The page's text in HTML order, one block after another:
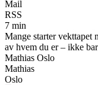
Mail
RSS
7 min
Mange starter vekttapet
av hvem du er – ikke
Mathias Oslo
Mathias
Oslo